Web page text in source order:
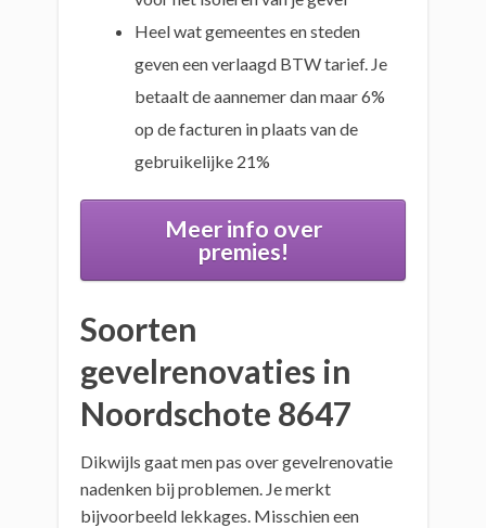
Heel wat gemeentes en steden
geven een verlaagd BTW tarief. Je
betaalt de aannemer dan maar 6%
op de facturen in plaats van de
gebruikelijke 21%
Meer info over
premies!
Soorten
gevelrenovaties in
Noordschote 8647
Dikwijls gaat men pas over gevelrenovatie
nadenken bij problemen. Je merkt
bijvoorbeeld lekkages. Misschien een